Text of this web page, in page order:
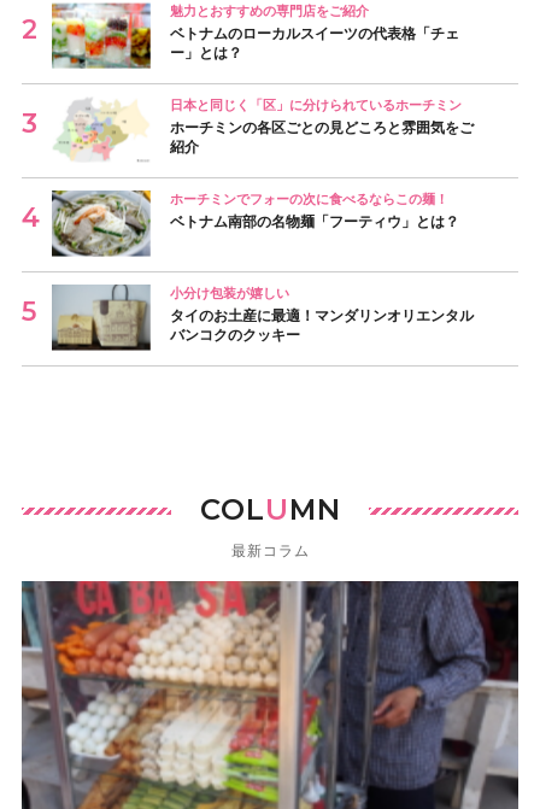
魅力とおすすめの専門店をご紹介
ベトナムのローカルスイーツの代表格「チェ
ー」とは？
日本と同じく「区」に分けられているホーチミン
ホーチミンの各区ごとの見どころと雰囲気をご
紹介
ホーチミンでフォーの次に食べるならこの麺！
ベトナム南部の名物麺「フーティウ」とは？
小分け包装が嬉しい
タイのお土産に最適！マンダリンオリエンタル
バンコクのクッキー
COLUMN
最新コラム